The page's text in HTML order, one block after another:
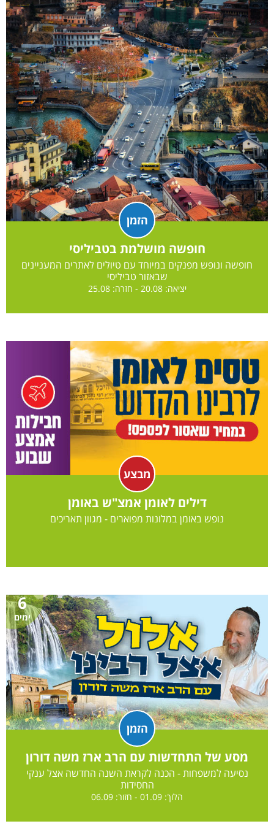
הזמן
חופשה מושלמת בטביליסי
חופשה ונופש מפנקים במיוחד עם טיולים לאתרים המעניינים
שבאזור טביליסי
יציאה: 20.08 - חזרה: 25.08
מבצע
הזמן
דילים לאומן אמצ"ש באומן
נופש באומן במלונות מפוארים - מגוון תאריכים
הזמן
6
ימים
מסע של התחדשות עם הרב ארז משה דורון
נסיעה למשפחות - הכנה לקראת השנה החדשה אצל ענקי
החסידות
הלוך: 01.09 - חזור: 06.09